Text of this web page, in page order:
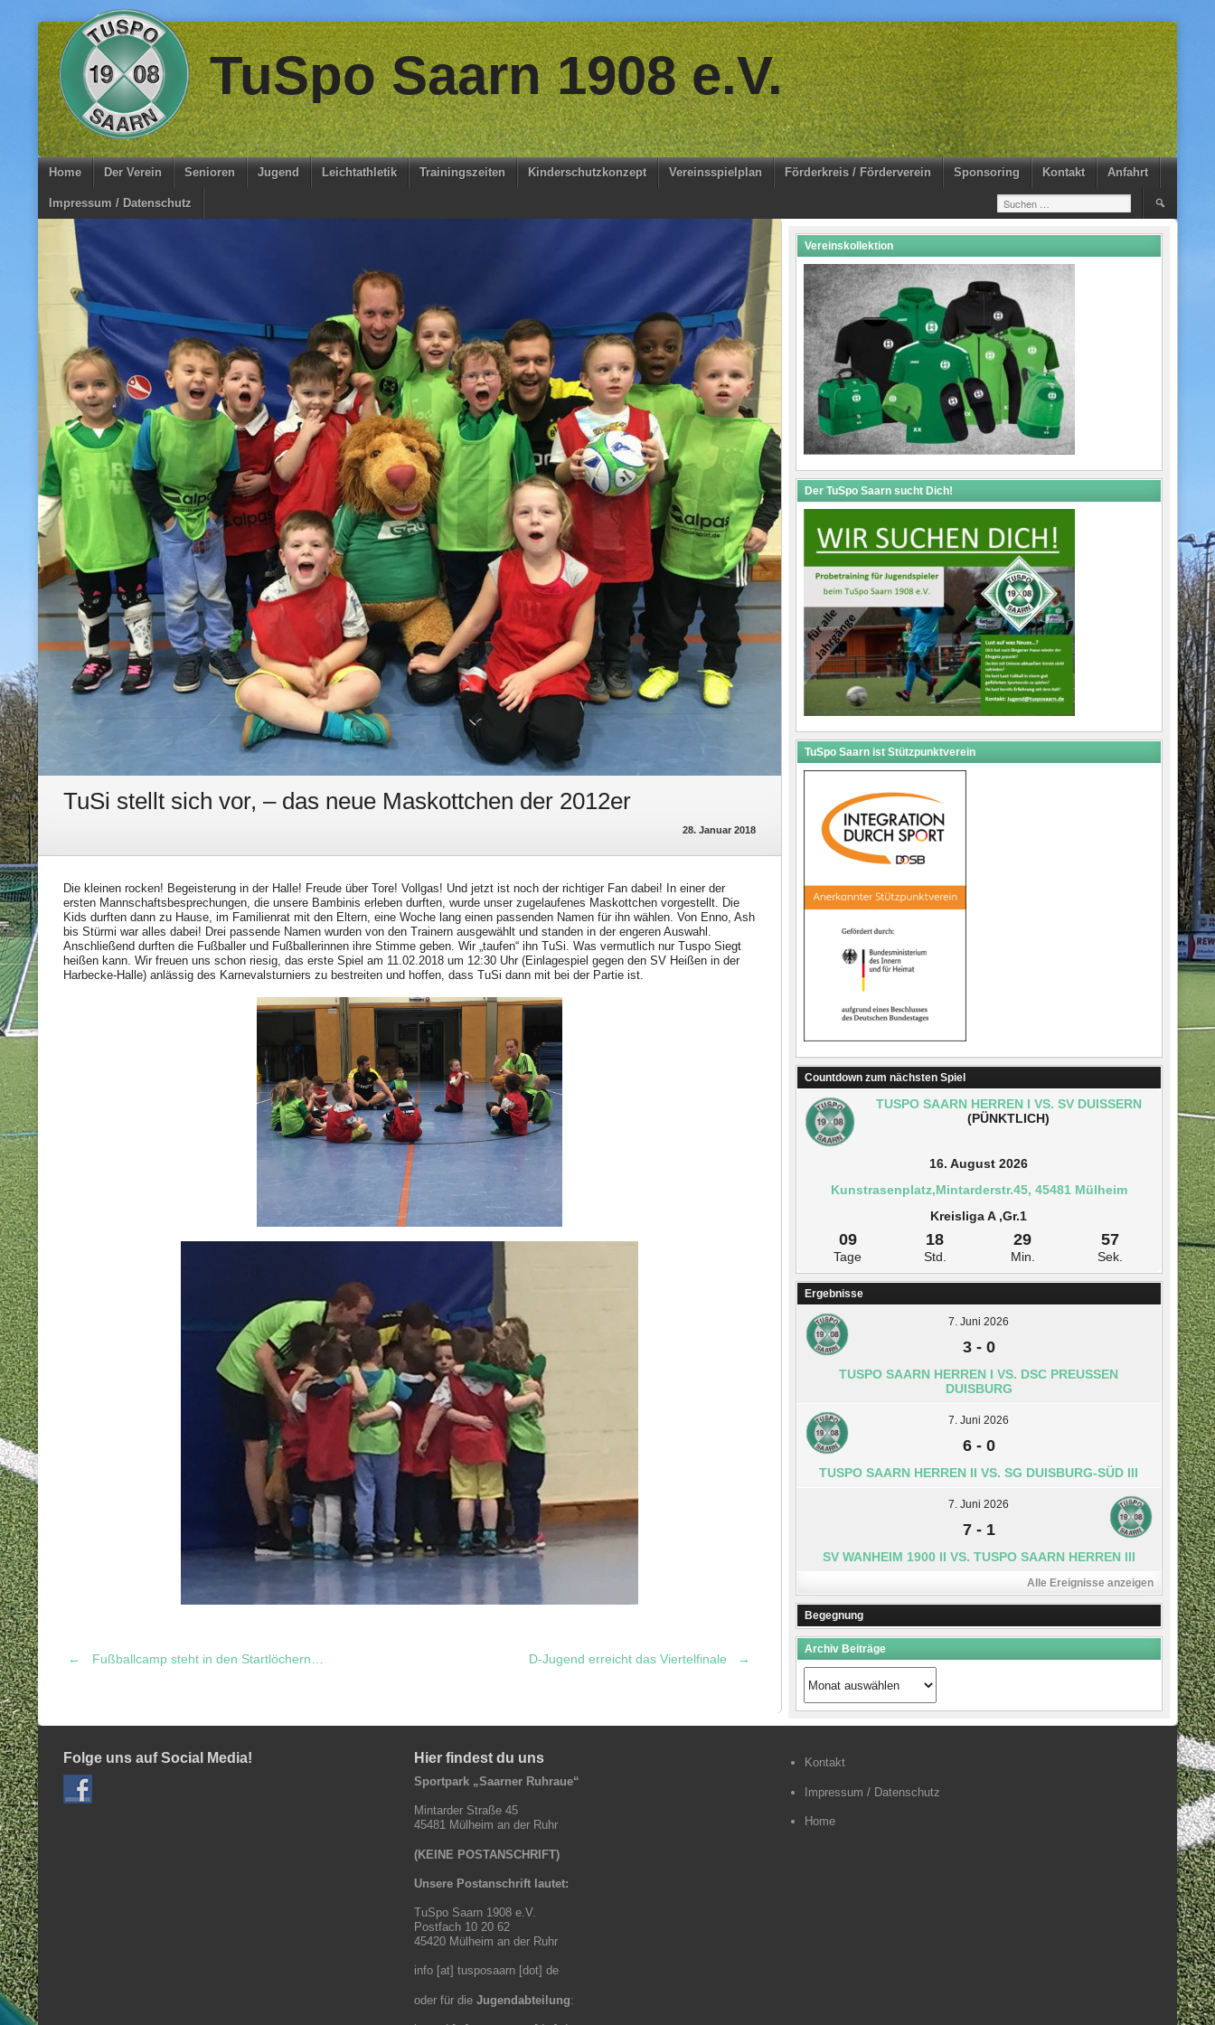
Skip
to
content
TuSpo Saarn 1908 e.V.
Home Der Verein Senioren Jugend Leichtathletik Trainingszeiten Kinderschutzkonzept Vereinsspielplan Förderkreis / Förderverein Sponsoring Kontakt Anfahrt
Impressum / Datenschutz
Suchen
TuSi stellt sich vor, – das neue Maskottchen der 2012er
28. Januar 2018
Die kleinen rocken! Begeisterung in der Halle! Freude über Tore! Vollgas! Und jetzt ist noch der richtiger Fan dabei! In einer der
ersten Mannschaftsbesprechungen, die unsere Bambinis erleben durften, wurde unser zugelaufenes Maskottchen vorgestellt. Die
Kids durften dann zu Hause, im Familienrat mit den Eltern, eine Woche lang einen passenden Namen für ihn wählen. Von Enno, Ash
bis Stürmi war alles dabei! Drei passende Namen wurden von den Trainern ausgewählt und standen in der engeren Auswahl.
Anschließend durften die Fußballer und Fußballerinnen ihre Stimme geben. Wir „taufen“ ihn TuSi. Was vermutlich nur Tuspo Siegt
heißen kann. Wir freuen uns schon riesig, das erste Spiel am 11.02.2018 um 12:30 Uhr (Einlagespiel gegen den SV Heißen in der
Harbecke-Halle) anlässig des Karnevalsturniers zu bestreiten und hoffen, dass TuSi dann mit bei der Partie ist.
Post
← Fußballcamp steht in den Startlöchern… D-Jugend erreicht das Viertelfinale →
Vereinskollektion
Der TuSpo Saarn sucht Dich!
TuSpo Saarn ist Stützpunktverein
Countdown zum nächsten Spiel
TUSPO SAARN HERREN I VS. SV DUISSERN
(PÜNKTLICH)
16. August 2026
Kunstrasenplatz,Mintarderstr.45, 45481 Mülheim
Kreisliga A ,Gr.1
09
Tage
18
Std.
29
Min.
56
Sek.
Ergebnisse
7. Juni 2026
3- 0
TUSPO SAARN HERREN I VS. DSC PREUSSEN D
UISBURG
7. Juni 2026
6- 0
TUSPO SAARN HERREN II VS. SG DUISBURG-SÜD III
7. Juni 2026
7- 1
SV WANHEIM 1900 II VS. TUSPO SAARN HERREN III
Alle Ereignisse anzeigen
Begegnung
Archiv Beiträge
Archiv
Beiträge
Folge uns auf Social Media! Hier findest du uns
Sportpark „Saarner Ruhraue“
Mintarder Straße 45
45481 Mülheim an der Ruhr
(KEINE POSTANSCHRIFT)
Unsere Postanschrift lautet:
TuSpo Saarn 1908 e.V.
Postfach 10 20 62
45420 Mülheim an der Ruhr
info [at] tusposaarn [dot] de
oder für die Jugendabteilung:
Kontakt
Impressum / Datenschutz
Home